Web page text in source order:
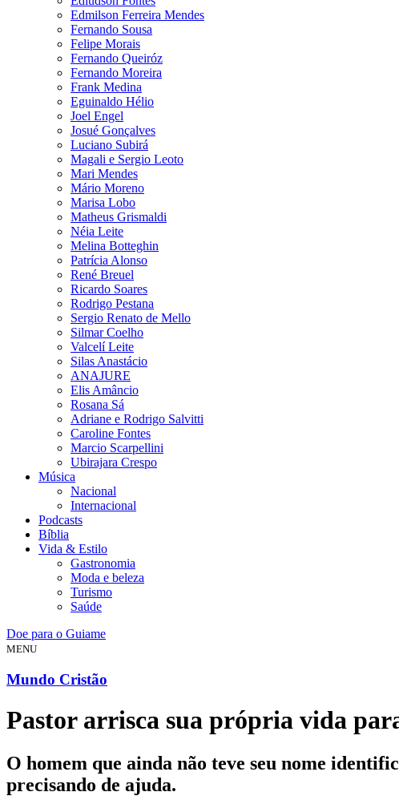
Edmilson Ferreira Mendes
Fernando Sousa
Felipe Morais
Fernando Queiróz
Fernando Moreira
Frank Medina
Eguinaldo Hélio
Joel Engel
Josué Gonçalves
Luciano Subirá
Magali e Sergio Leoto
Mari Mendes
Mário Moreno
Marisa Lobo
Matheus Grismaldi
Néia Leite
Melina Botteghin
Patrícia Alonso
René Breuel
Ricardo Soares
Rodrigo Pestana
Sergio Renato de Mello
Silmar Coelho
Valcelí Leite
Silas Anastácio
ANAJURE
Elis Amâncio
Rosana Sá
Adriane e Rodrigo Salvitti
Caroline Fontes
Marcio Scarpellini
Ubirajara Crespo
Música
Nacional
Internacional
Podcasts
Bíblia
Vida & Estilo
Gastronomia
Moda e beleza
Turismo
Saúde
Doe para o Guiame
MENU
Mundo Cristão
Pastor arrisca sua própria vida
O homem que ainda não teve seu nome
precisando de ajuda.